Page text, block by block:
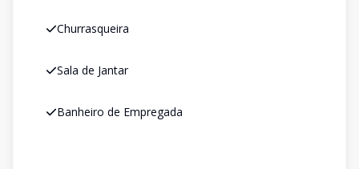
Churrasqueira
Sala de Jantar
Banheiro de Empregada